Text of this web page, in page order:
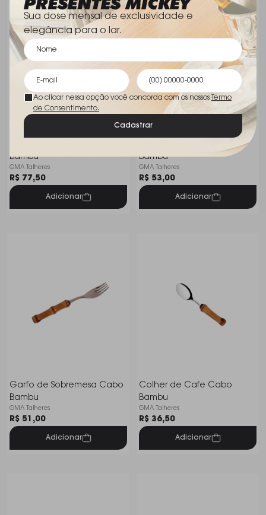
Sua dose mensal de exclusividade e
elegância para o lar.
Ao clicar nessa opção você concorda com os nossos Termo
de Consentimento.
Cadastrar
Bambu
GMA Talheres
R$ 77,50
Adicionar
Faca P/ Churrasco Cabo
Bambu
GMA Talheres
R$ 53,00
Adicionar
Garfo de Sobremesa Cabo
Bambu
GMA Talheres
R$ 51,00
Adicionar
Colher de Cafe Cabo
Bambu
GMA Talheres
R$ 36,50
Adicionar